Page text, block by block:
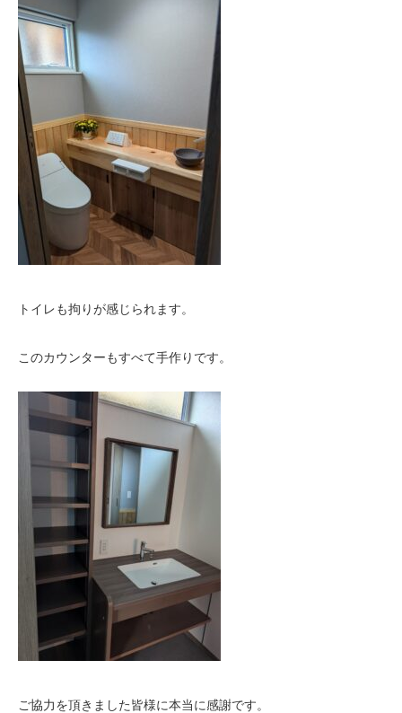
トイレも拘りが感じられます。
このカウンターもすべて手作りです。
ご協力を頂きました皆様に本当に感謝です。